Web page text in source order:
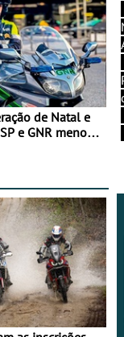
de Natal e
e GNR menos